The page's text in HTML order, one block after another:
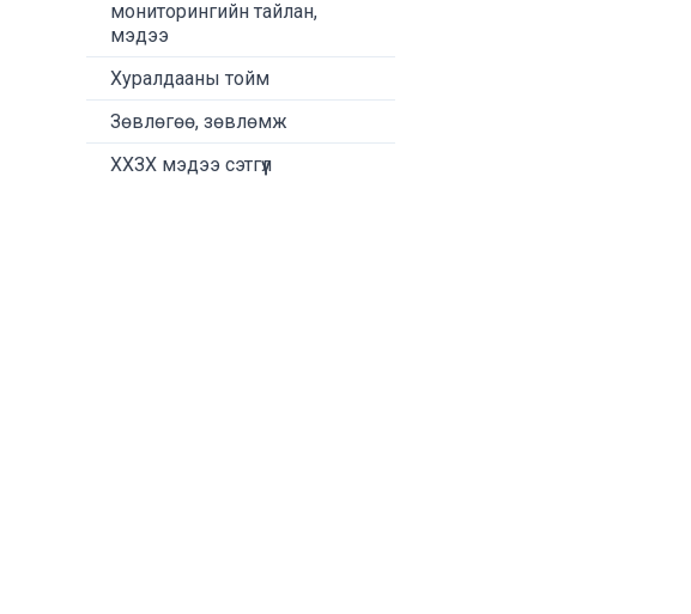
мониторингийн тайлан,
мэдээ
Хуралдааны тойм
Зөвлөгөө, зөвлөмж
ХХЗХ мэдээ сэтгүүл